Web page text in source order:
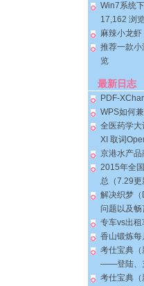
Win7系统
17,162 浏
麻辣小龙虾
推荐一款
览
最新日志
PDF-
WPS如何
全医药学
XI 取词
京港水产
2015年全
总（7.29更
解决织梦
问题以及畅
专车vs出租
香山锻炼
考仕宝典（
——登陆、
考仕宝典（